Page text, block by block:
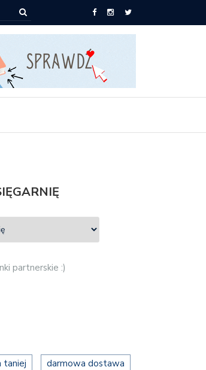
– Copycat
partnerskie :)
taniej darmowa dostawa